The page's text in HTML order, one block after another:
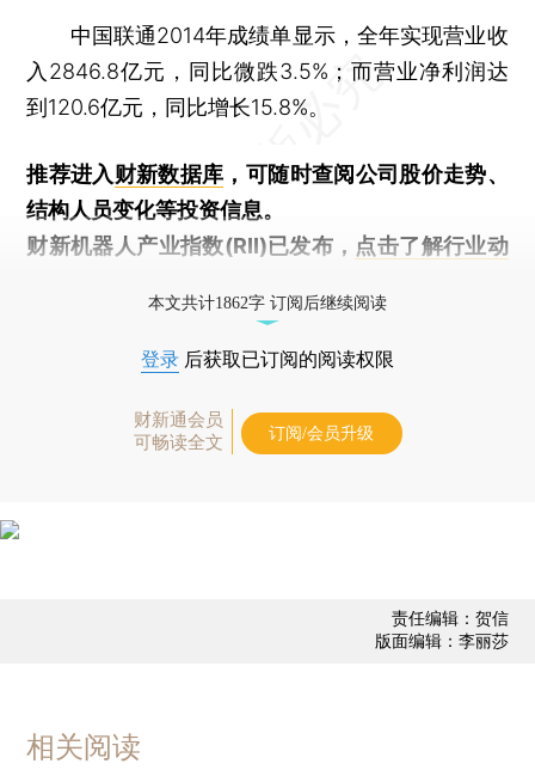
中国联通2014年成绩单显示，全年实现营业收
入2846.8亿元，同比微跌3.5%；而营业净利润达
到120.6亿元，同比增长15.8%。
推荐进入财新数据库 ，可随时查阅公司股价走势、
结构人员变化等投资信息。
财新机器人产业指数(RII)已发布， 点击了解行业动
本文共计1862字 订阅后继续阅读
登录 后获取已订阅的阅读权限
财新通会员
可畅读全文
订阅/会员升级
责任编辑：贺信
版面编辑：李丽莎
相关阅读